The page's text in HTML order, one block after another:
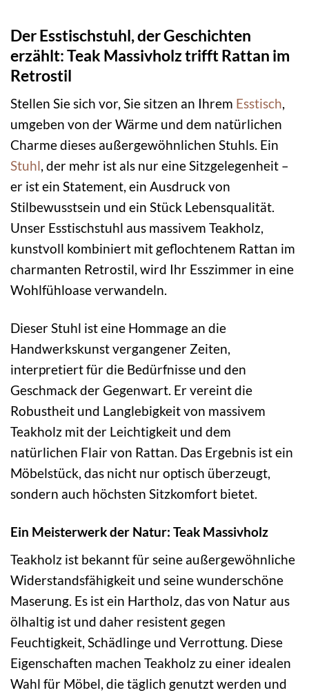
Der Esstischstuhl, der Geschichten
erzählt: Teak Massivholz trifft Rattan im
Retrostil
Stellen Sie sich vor, Sie sitzen an Ihrem Esstisch,
umgeben von der Wärme und dem natürlichen
Charme dieses außergewöhnlichen Stuhls. Ein
Stuhl, der mehr ist als nur eine Sitzgelegenheit –
er ist ein Statement, ein Ausdruck von
Stilbewusstsein und ein Stück Lebensqualität.
Unser Esstischstuhl aus massivem Teakholz,
kunstvoll kombiniert mit geflochtenem Rattan im
charmanten Retrostil, wird Ihr Esszimmer in eine
Wohlfühloase verwandeln.
Dieser Stuhl ist eine Hommage an die
Handwerkskunst vergangener Zeiten,
interpretiert für die Bedürfnisse und den
Geschmack der Gegenwart. Er vereint die
Robustheit und Langlebigkeit von massivem
Teakholz mit der Leichtigkeit und dem
natürlichen Flair von Rattan. Das Ergebnis ist ein
Möbelstück, das nicht nur optisch überzeugt,
sondern auch höchsten Sitzkomfort bietet.
Ein Meisterwerk der Natur: Teak Massivholz
Teakholz ist bekannt für seine außergewöhnliche
Widerstandsfähigkeit und seine wunderschöne
Maserung. Es ist ein Hartholz, das von Natur aus
ölhaltig ist und daher resistent gegen
Feuchtigkeit, Schädlinge und Verrottung. Diese
Eigenschaften machen Teakholz zu einer idealen
Wahl für Möbel, die täglich genutzt werden und